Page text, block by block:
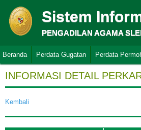
Sistem
PENGADILAN AGAMA
Beranda Perdata Gugatan Perdata
INFORMASI DETAIL
Kembali